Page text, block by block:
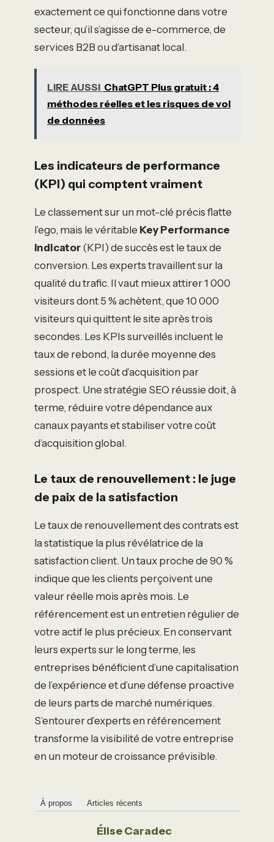
exactement ce qui fonctionne dans votre
secteur, qu’il s’agisse de e-commerce, de
services B2B ou d’artisanat local.
LIRE AUSSI ChatGPT Plus gratuit : 4
méthodes réelles et les risques de vol
de données
Les indicateurs de performance
(KPI) qui comptent vraiment
Le classement sur un mot-clé précis flatte
l’ego, mais le véritable Key Performance
Indicator (KPI) de succès est le taux de
conversion. Les experts travaillent sur la
qualité du trafic. Il vaut mieux attirer 1 000
visiteurs dont 5 % achètent, que 10 000
visiteurs qui quittent le site après trois
secondes. Les KPIs surveillés incluent le
taux de rebond, la durée moyenne des
sessions et le coût d’acquisition par
prospect. Une stratégie SEO réussie doit, à
terme, réduire votre dépendance aux
canaux payants et stabiliser votre coût
d’acquisition global.
Le taux de renouvellement : le juge
de paix de la satisfaction
Le taux de renouvellement des contrats est
la statistique la plus révélatrice de la
satisfaction client. Un taux proche de 90 %
indique que les clients perçoivent une
valeur réelle mois après mois. Le
référencement est un entretien régulier de
votre actif le plus précieux. En conservant
leurs experts sur le long terme, les
entreprises bénéficient d’une capitalisation
de l’expérience et d’une défense proactive
de leurs parts de marché numériques.
S’entourer d’experts en référencement
transforme la visibilité de votre entreprise
en un moteur de croissance prévisible.
À propos Articles récents
Élise Caradec